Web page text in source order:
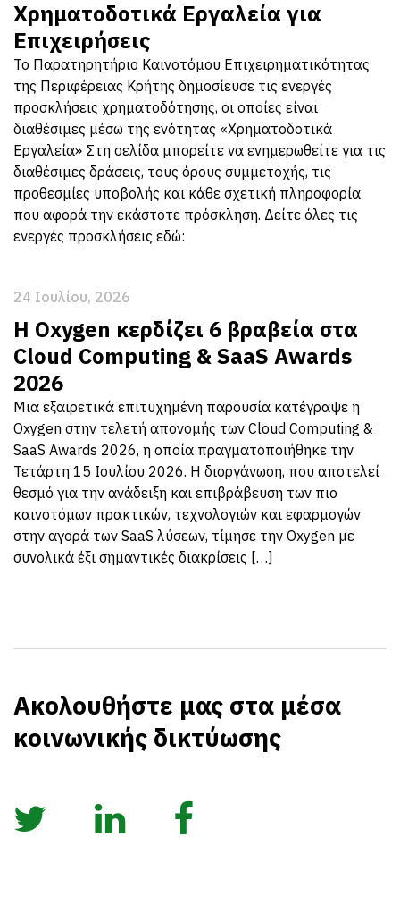
Χρηματοδοτικά Εργαλεία για
Επιχειρήσεις
Το Παρατηρητήριο Καινοτόμου Επιχειρηματικότητας
της Περιφέρειας Κρήτης δημοσίευσε τις ενεργές
προσκλήσεις χρηματοδότησης, οι οποίες είναι
διαθέσιμες μέσω της ενότητας «Χρηματοδοτικά
Εργαλεία» Στη σελίδα μπορείτε να ενημερωθείτε για τις
διαθέσιμες δράσεις, τους όρους συμμετοχής, τις
προθεσμίες υποβολής και κάθε σχετική πληροφορία
που αφορά την εκάστοτε πρόσκληση. Δείτε όλες τις
ενεργές προσκλήσεις εδώ:
24 Ιουλίου, 2026
Η Oxygen κερδίζει 6 βραβεία στα
Cloud Computing & SaaS Awards
2026
Μια εξαιρετικά επιτυχημένη παρουσία κατέγραψε η
Oxygen στην τελετή απονομής των Cloud Computing &
SaaS Awards 2026, η οποία πραγματοποιήθηκε την
Τετάρτη 15 Ιουλίου 2026. Η διοργάνωση, που αποτελεί
θεσμό για την ανάδειξη και επιβράβευση των πιο
καινοτόμων πρακτικών, τεχνολογιών και εφαρμογών
στην αγορά των SaaS λύσεων, τίμησε την Oxygen με
συνολικά έξι σημαντικές διακρίσεις […]
Ακολουθήστε μας στα μέσα
κοινωνικής δικτύωσης